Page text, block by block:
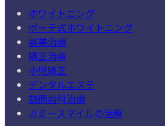
ホワイトニング
ボーテ式ホワイトニング
審美治療
矯正治療
小児矯正
デンタルエステ
訪問歯科治療
ガミースマイルの治療